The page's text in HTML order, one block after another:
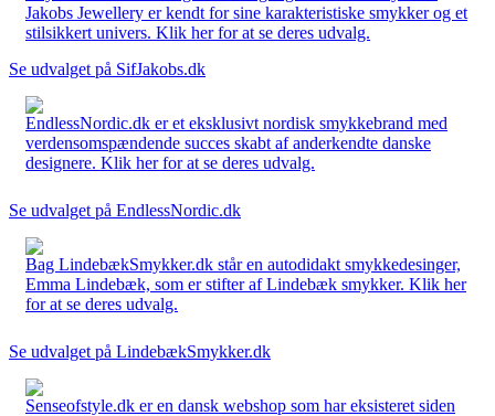
Jakobs Jewellery er kendt for sine karakteristiske smykker og et
stilsikkert univers. Klik her for at se deres udvalg.
Se udvalget på SifJakobs.dk
EndlessNordic.dk er et eksklusivt nordisk smykkebrand med
verdensomspændende succes skabt af anderkendte danske
designere. Klik her for at se deres udvalg.
Se udvalget på EndlessNordic.dk
Bag LindebækSmykker.dk står en autodidakt smykkedesinger,
Emma Lindebæk, som er stifter af Lindebæk smykker. Klik her
for at se deres udvalg.
Se udvalget på LindebækSmykker.dk
Senseofstyle.dk er en dansk webshop som har eksisteret siden